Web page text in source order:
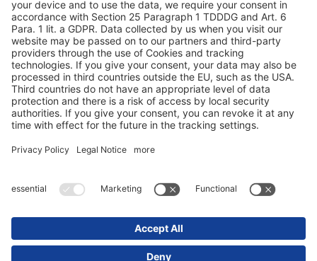
AndmekaitseImpressum / õigusalased märkused
© 2025 Schmitz Cargobull. All Rights Reserved